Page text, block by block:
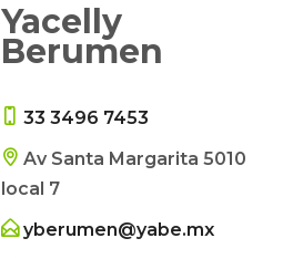
Yacelly
Berumen
33 3496 7453
Av Santa Margarita 5010
local 7
yberumen@yabe.mx